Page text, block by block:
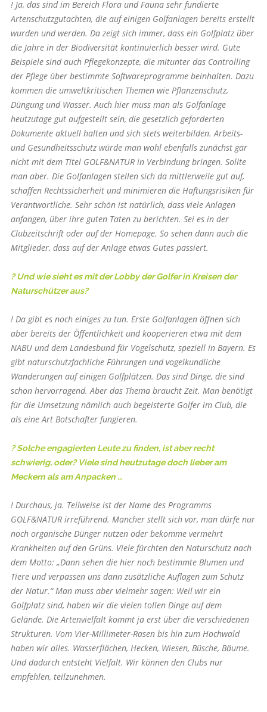
! Ja, das sind im Bereich Flora und Fauna sehr fundierte
Artenschutzgutachten, die auf einigen Golfanlagen bereits erstellt
wurden und werden. Da zeigt sich immer, dass ein Golfplatz über
die Jahre in der Biodiversität kontinuierlich besser wird. Gute
Beispiele sind auch Pflegekonzepte, die mitunter das Controlling
der Pflege über bestimmte Softwareprogramme beinhalten. Dazu
kommen die umweltkritischen Themen wie Pflanzenschutz,
Düngung und Wasser. Auch hier muss man als Golfanlage
heutzutage gut aufgestellt sein, die gesetzlich geforderten
Dokumente aktuell halten und sich stets weiterbilden. Arbeits-
und Gesundheitsschutz würde man wohl ebenfalls zunächst gar
nicht mit dem Titel GOLF&NATUR in Verbindung bringen. Sollte
man aber. Die Golfanlagen stellen sich da mittlerweile gut auf,
schaffen Rechtssicherheit und minimieren die Haftungsrisiken für
Verantwortliche. Sehr schön ist natürlich, dass viele Anlagen
anfangen, über ihre guten Taten zu berichten. Sei es in der
Clubzeitschrift oder auf der Homepage. So sehen dann auch die
Mitglieder, dass auf der Anlage etwas Gutes passiert.
? Und wie sieht es mit der Lobby der Golfer in Kreisen der
Naturschützer aus?
! Da gibt es noch einiges zu tun. Erste Golfanlagen öffnen sich
aber bereits der Öffentlichkeit und kooperieren etwa mit dem
NABU und dem Landesbund für Vogelschutz, speziell in Bayern. Es
gibt naturschutzfachliche Führungen und vogelkundliche
Wanderungen auf einigen Golfplätzen. Das sind Dinge, die sind
schon hervorragend. Aber das Thema braucht Zeit. Man benötigt
für die Umsetzung nämlich auch begeisterte Golfer im Club, die
als eine Art Botschafter fungieren.
? Solche engagierten Leute zu finden, ist aber recht
schwierig, oder? Viele sind heutzutage doch lieber am
Meckern als am Anpacken …
! Durchaus, ja. Teilweise ist der Name des Programms
GOLF&NATUR irreführend. Mancher stellt sich vor, man dürfe nur
noch organische Dünger nutzen oder bekomme vermehrt
Krankheiten auf den Grüns. Viele fürchten den Naturschutz nach
dem Motto: „Dann sehen die hier noch bestimmte Blumen und
Tiere und verpassen uns dann zusätzliche Auflagen zum Schutz
der Natur.“ Man muss aber vielmehr sagen: Weil wir ein
Golfplatz sind, haben wir die vielen tollen Dinge auf dem
Gelände. Die Artenvielfalt kommt ja erst über die verschiedenen
Strukturen. Vom Vier-Millimeter-Rasen bis hin zum Hochwald
haben wir alles. Wasserflächen, Hecken, Wiesen, Büsche, Bäume.
Und dadurch entsteht Vielfalt. Wir können den Clubs nur
empfehlen, teilzunehmen.